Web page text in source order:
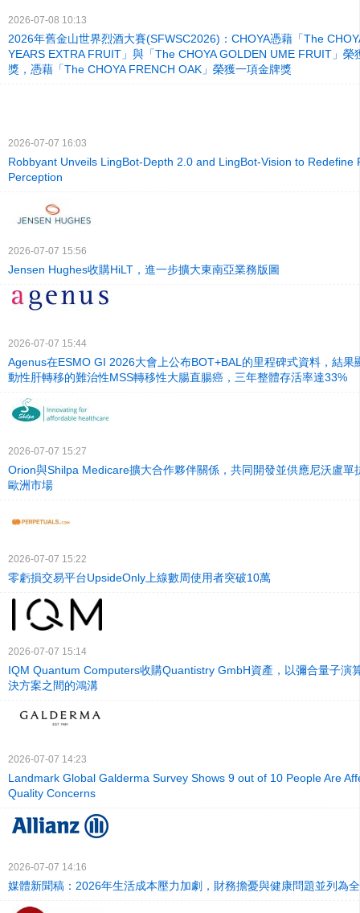
2026-07-08 10:13
2026年舊金山世界烈酒大賽(SFWSC2026)：CHOYA憑藉「The
YEARS EXTRA FRUIT」與「The CHOYA GOLDEN UME FRUIT」榮
獎，憑藉「The CHOYA FRENCH OAK」榮獲一項金牌獎
2026-07-07 16:03
Robbyant Unveils LingBot-Depth 2.0 and LingBot-Vision to Redefine
Perception
2026-07-07 15:56
Jensen Hughes收購HiLT，進一步擴大東南亞業務版圖
2026-07-07 15:44
Agenus在ESMO GI 2026大會上公布BOT+BAL的里程碑式資料，結果
動性肝轉移的難治性MSS轉移性大腸直腸癌，三年整體存活率達33%
2026-07-07 15:27
Orion與Shilpa Medicare擴大合作夥伴關係，共同開發並供應尼沃盧單
歐洲市場
2026-07-07 15:22
零虧損交易平台UpsideOnly上線數周使用者突破10萬
2026-07-07 15:14
IQM Quantum Computers收購Quantistry GmbH資產，以彌合量子演
決方案之間的鴻溝
2026-07-07 14:23
Landmark Global Galderma Survey Shows 9 out of 10 People Are
Quality Concerns
2026-07-07 14:16
媒體新聞稿：2026年生活成本壓力加劇，財務擔憂與健康問題並列為